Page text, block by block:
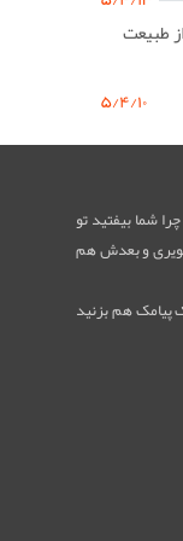
طبیعت
۵/۴/۱۰
شما بیفتید تو
و بعدش هم
پیامک هم بزنید